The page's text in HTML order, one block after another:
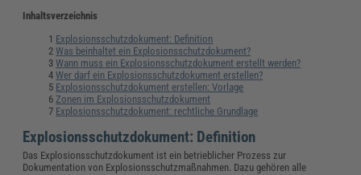
Inhaltsverzeichnis
Explosionsschutzdokument: Definition
Was beinhaltet ein Explosionsschutzdokument?
Wann muss ein Explosionsschutzdokument erstellt werden?
Wer darf ein Explosionsschutzdokument erstellen?
Explosionsschutzdokument erstellen: Vorlage
Zonen im Explosionsschutzdokument
Explosionsschutzdokument: rechtliche Grundlage
Explosionsschutzdokument: Definition
Das Explosionsschutzdokument ist ein betrieblicher Prozess zur
Dokumentation von Explosionsschutzmaßnahmen. Dazu gehören alle